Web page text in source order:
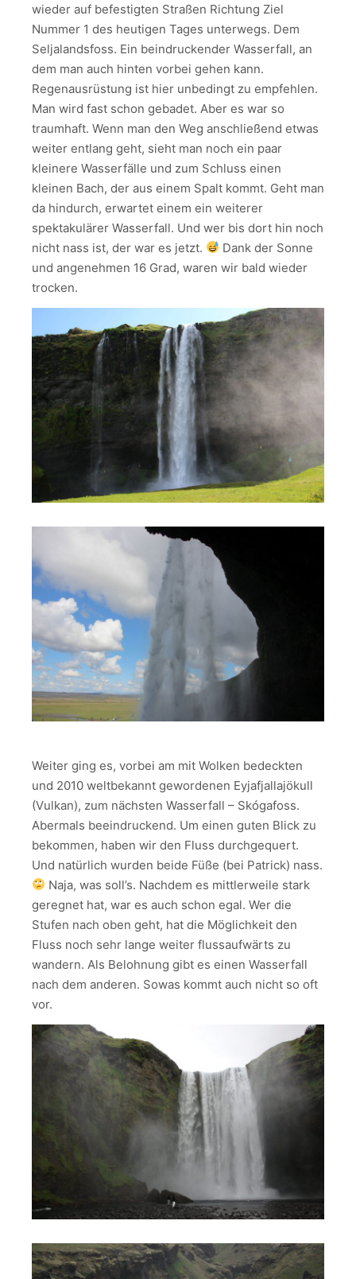
wieder auf befestigten Straßen Richtung Ziel
Nummer 1 des heutigen Tages unterwegs. Dem
Seljalandsfoss. Ein beindruckender Wasserfall, an
dem man auch hinten vorbei gehen kann.
Regenausrüstung ist hier unbedingt zu empfehlen.
Man wird fast schon gebadet. Aber es war so
traumhaft. Wenn man den Weg anschließend etwas
weiter entlang geht, sieht man noch ein paar
kleinere Wasserfälle und zum Schluss einen
kleinen Bach, der aus einem Spalt kommt. Geht man
da hindurch, erwartet einem ein weiterer
spektakulärer Wasserfall. Und wer bis dort hin noch
nicht nass ist, der war es jetzt.
Dank der Sonne
und angenehmen 16 Grad, waren wir bald wieder
trocken.
Weiter ging es, vorbei am mit Wolken bedeckten
und 2010 weltbekannt gewordenen Eyjafjallajökull
(Vulkan), zum nächsten Wasserfall – Skógafoss.
Abermals beeindruckend. Um einen guten Blick zu
bekommen, haben wir den Fluss durchgequert.
Und natürlich wurden beide Füße (bei Patrick) nass.
Naja, was soll’s. Nachdem es mittlerweile stark
geregnet hat, war es auch schon egal. Wer die
Stufen nach oben geht, hat die Möglichkeit den
Fluss noch sehr lange weiter flussaufwärts zu
wandern. Als Belohnung gibt es einen Wasserfall
nach dem anderen. Sowas kommt auch nicht so oft
vor.